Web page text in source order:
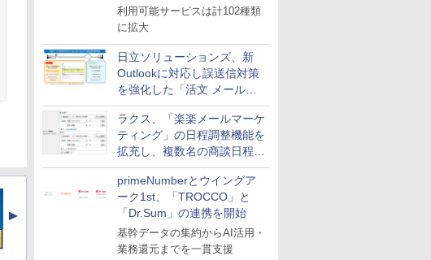
のサービスと連携開始
利用可能サービスは計102種類
に拡大
日立ソリューションズ、新
Outlookに対応し誤送信対策
を強化した「活文 メール誤
送信防止アドインサービス」
を提供
ラクス、「楽楽メールマーケ
ティング」の日程調整機能を
拡充し、複数名の商談日程調
整を効率化
primeNumberとウイングア
ーク1st、「TROCCO」と
「Dr.Sum」の連携を開始
基幹データの集約からAI活用・
業務還元までを一貫支援
▲